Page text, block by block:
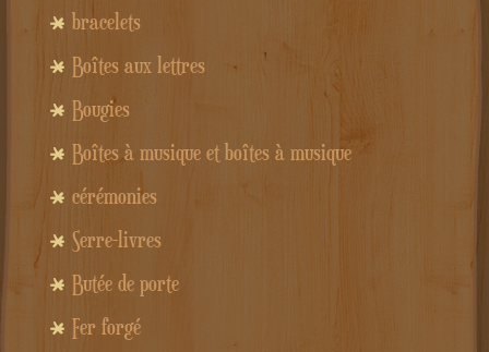
bracelets
Boîtes aux lettres
Bougies
Boîtes à musique et boîtes à musique
cérémonies
Serre-livres
Butée de porte
Fer forgé